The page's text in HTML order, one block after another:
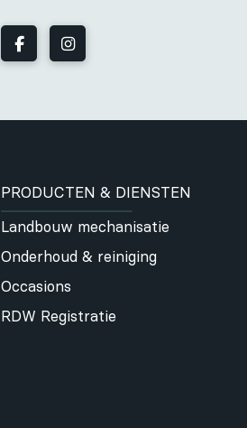
PRODUCTEN & DIENSTEN
Landbouw mechanisatie
Onderhoud & reiniging
Occasions
RDW Registratie